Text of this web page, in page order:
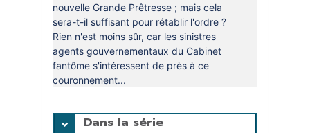
nouvelle Grande Prêtresse ; mais cela
sera-t-il suffisant pour rétablir l'ordre ?
Rien n'est moins sûr, car les sinistres
agents gouvernementaux du Cabinet
fantôme s'intéressent de près à ce
couronnement...
Dans la série